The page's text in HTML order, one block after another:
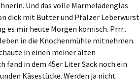
Und das volle Marmeladenglas
dick mit Butter und Pfälzer Leberwurst
es mir heute Morgen komisch. Prrr..
in die Knochenmühle mitnehmen.
in einen meiner alten
fand in dem 45er Liter Sack noch ein
Käsestücke. Werden ja nicht